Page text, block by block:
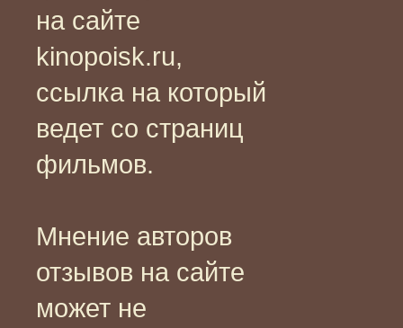
на сайте
kinopoisk.ru,
ссылка на который
ведет со страниц
фильмов.
Мнение авторов
отзывов на сайте
может не